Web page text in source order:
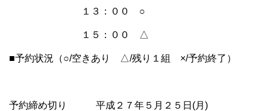
１３：００ ○
１５：００ △
■予約状況（○/空きあり △/残り１組 ×/予約終了）
予約締め切り 平成２７年５月２５日(月)